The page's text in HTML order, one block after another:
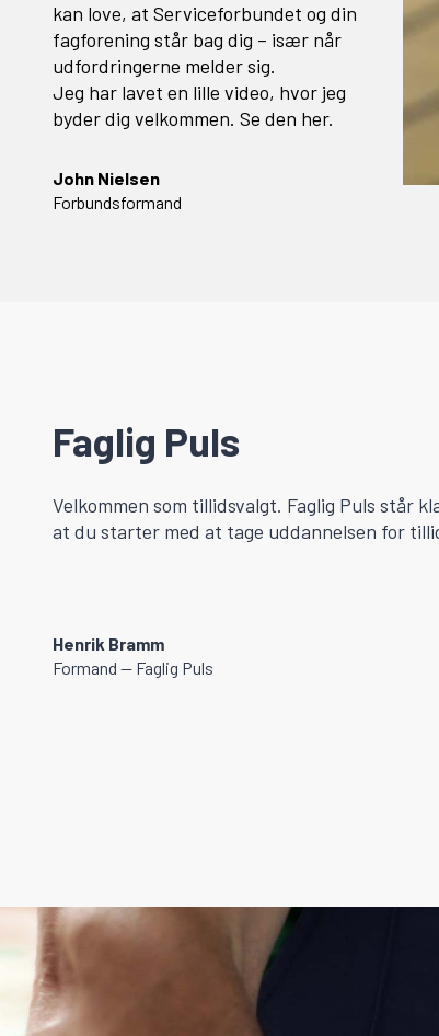
kan love, at Serviceforbundet og din
fagforening står bag dig – især når
udfordringerne melder sig.
Jeg har lavet en lille video, hvor jeg
byder dig velkommen. Se den her.
John Nielsen
Forbundsformand
Faglig Puls
Velkommen som tillidsvalgt. Faglig Puls står
at du starter med at tage uddannelsen for
Henrik Bramm
Formand — Faglig Puls